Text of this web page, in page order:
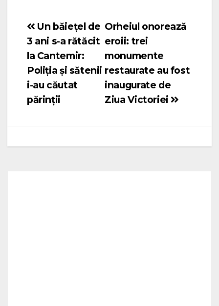
Navigare
în
articole
Orheiul onorează
eroii: trei
monumente
restaurate au fost
inaugurate de
Ziua Victoriei
Un băiețel de
3 ani s-a rătăcit
la Cantemir:
Poliția și sătenii
i-au căutat
părinții